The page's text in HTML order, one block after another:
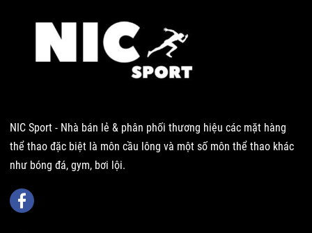
NIC Sport - Nhà bán lẻ & phân phối thương hiệu các mặt hàng
thể thao đặc biệt là môn cầu lông và một số môn thể thao khác
như bóng đá, gym, bơi lội.